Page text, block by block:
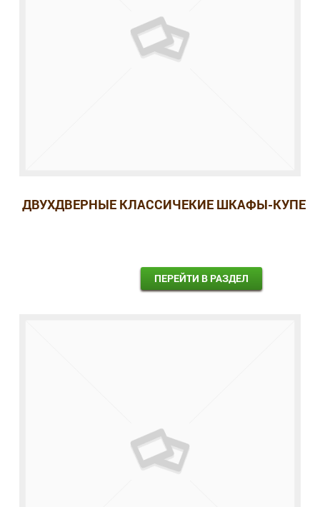
ДВУХДВЕРНЫЕ КЛАССИЧЕКИЕ ШКАФЫ-КУПЕ
ПЕРЕЙТИ В РАЗДЕЛ